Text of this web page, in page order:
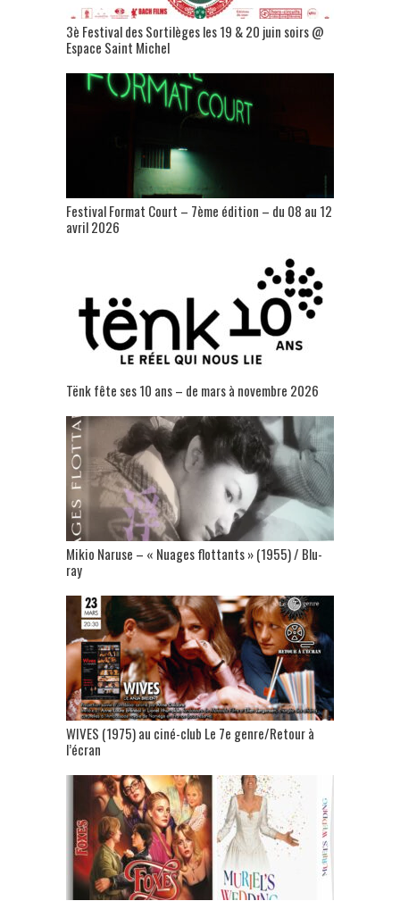
3è Festival des Sortilèges les 19 & 20 juin soirs @
Espace Saint Michel
Festival Format Court – 7ème édition – du 08 au 12
avril 2026
Tënk fête ses 10 ans – de mars à novembre 2026
Mikio Naruse – « Nuages flottants » (1955) / Blu-
ray
WIVES (1975) au ciné-club Le 7e genre/Retour à
l’écran